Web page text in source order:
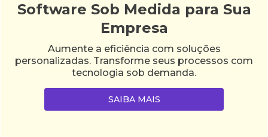
Software Sob Medida para Sua
Empresa
Aumente a eficiência com soluções
personalizadas. Transforme seus processos com
tecnologia sob demanda.
SAIBA MAIS